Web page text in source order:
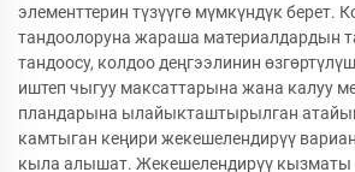
элементтерин түзүүгө мүмкүндүк берет.
тандоолоруна жараша материалдардын
тандоосу, колдоо деңгээлинин
иштеп чыгуу максаттарына жана калуу
пландарына ылайыкташтырылган
камтыган кеңири жекешелендирүү
кыла алышат. Жекешелендирүү кызматы